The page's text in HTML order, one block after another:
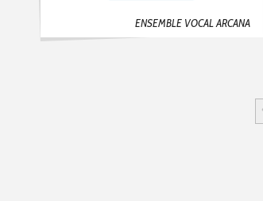
ENSEMBLE VOCAL ARCANA